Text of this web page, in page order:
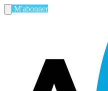
M'abonner